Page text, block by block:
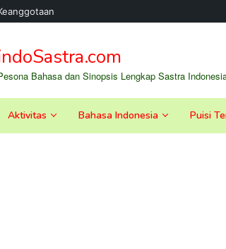
Bahasa dan Sinopsis Lengkap Sastra
Aktivitas Bahasa Indonesia Puisi